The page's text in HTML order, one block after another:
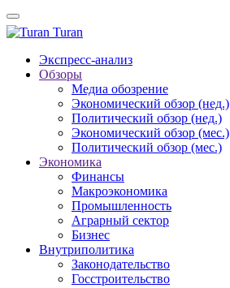
Turan
Экспресс-анализ
Обзоры
Медиа обозрение
Экономический обзор (нед.)
Политический обзор (нед.)
Экономический обзор (мес.)
Политический обзор (мес.)
Экономика
Финансы
Макроэкономика
Промышленность
Аграрный сектор
Бизнес
Внутриполитика
Законодательство
Госстроительство